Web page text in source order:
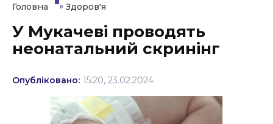
Культура
Освіта
Події
Головна » Здоров'я
У Мукачеві проводять
неонатальний скринінг
Опубліковано: 15:20, 23.02.2024